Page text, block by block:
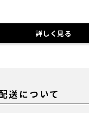
詳しく見る
送について